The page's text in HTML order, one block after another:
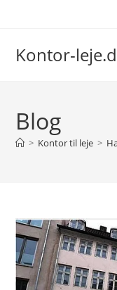
Kontor-
Blog
> Kontor til leje >